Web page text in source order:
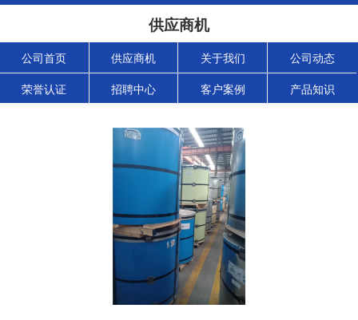
供应商机
公司首页 供应商机 关于我们 公司动态
荣誉认证 招聘中心 客户案例 产品知识